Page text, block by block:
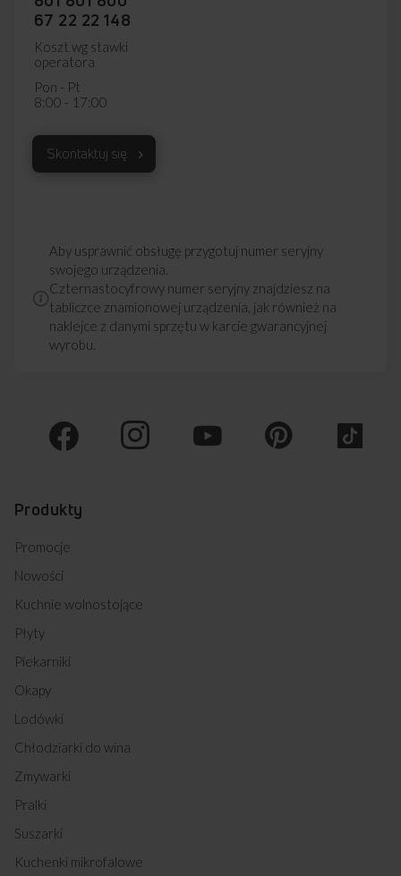
67 22 22 148
Koszt wg stawki
operatora
Pon - Pt
8:00 - 17:00
Skontaktuj się
Aby usprawnić obsługę przygotuj numer seryjny
swojego urządzenia.
Czternastocyfrowy numer seryjny znajdziesz na
tabliczce znamionowej urządzenia, jak również na
naklejce z danymi sprzętu w karcie gwarancyjnej
wyrobu.
Produkty
Promocje
Nowości
Kuchnie wolnostojące
Płyty
Piekarniki
Okapy
Lodówki
Chłodziarki do wina
Zmywarki
Pralki
Suszarki
Kuchenki mikrofalowe